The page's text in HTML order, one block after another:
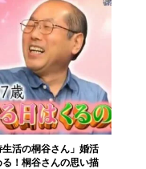
生活の桐谷さん」婚活
る！桐谷さんの思い描